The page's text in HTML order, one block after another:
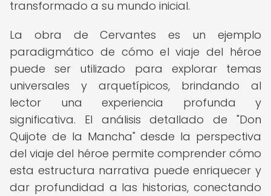
transformado a su mundo inicial.
La obra de Cervantes es un ejemplo
paradigmático de cómo el viaje del héroe
puede ser utilizado para explorar temas
universales y arquetípicos, brindando al
lector una experiencia profunda y
significativa. El análisis detallado de "Don
Quijote de la Mancha" desde la perspectiva
del viaje del héroe permite comprender cómo
esta estructura narrativa puede enriquecer y
dar profundidad a las historias, conectando